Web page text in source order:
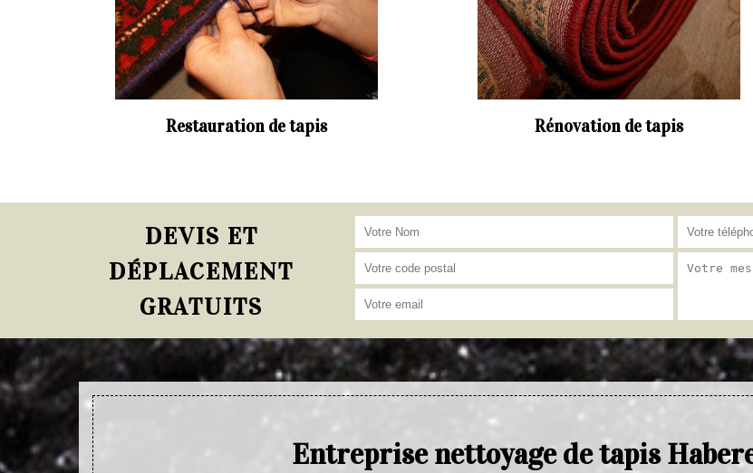
Restauration de tapis Rénovation de tapis
DEVIS ET
DÉPLACEMENT
GRATUITS
Entreprise nettoyage de tapis